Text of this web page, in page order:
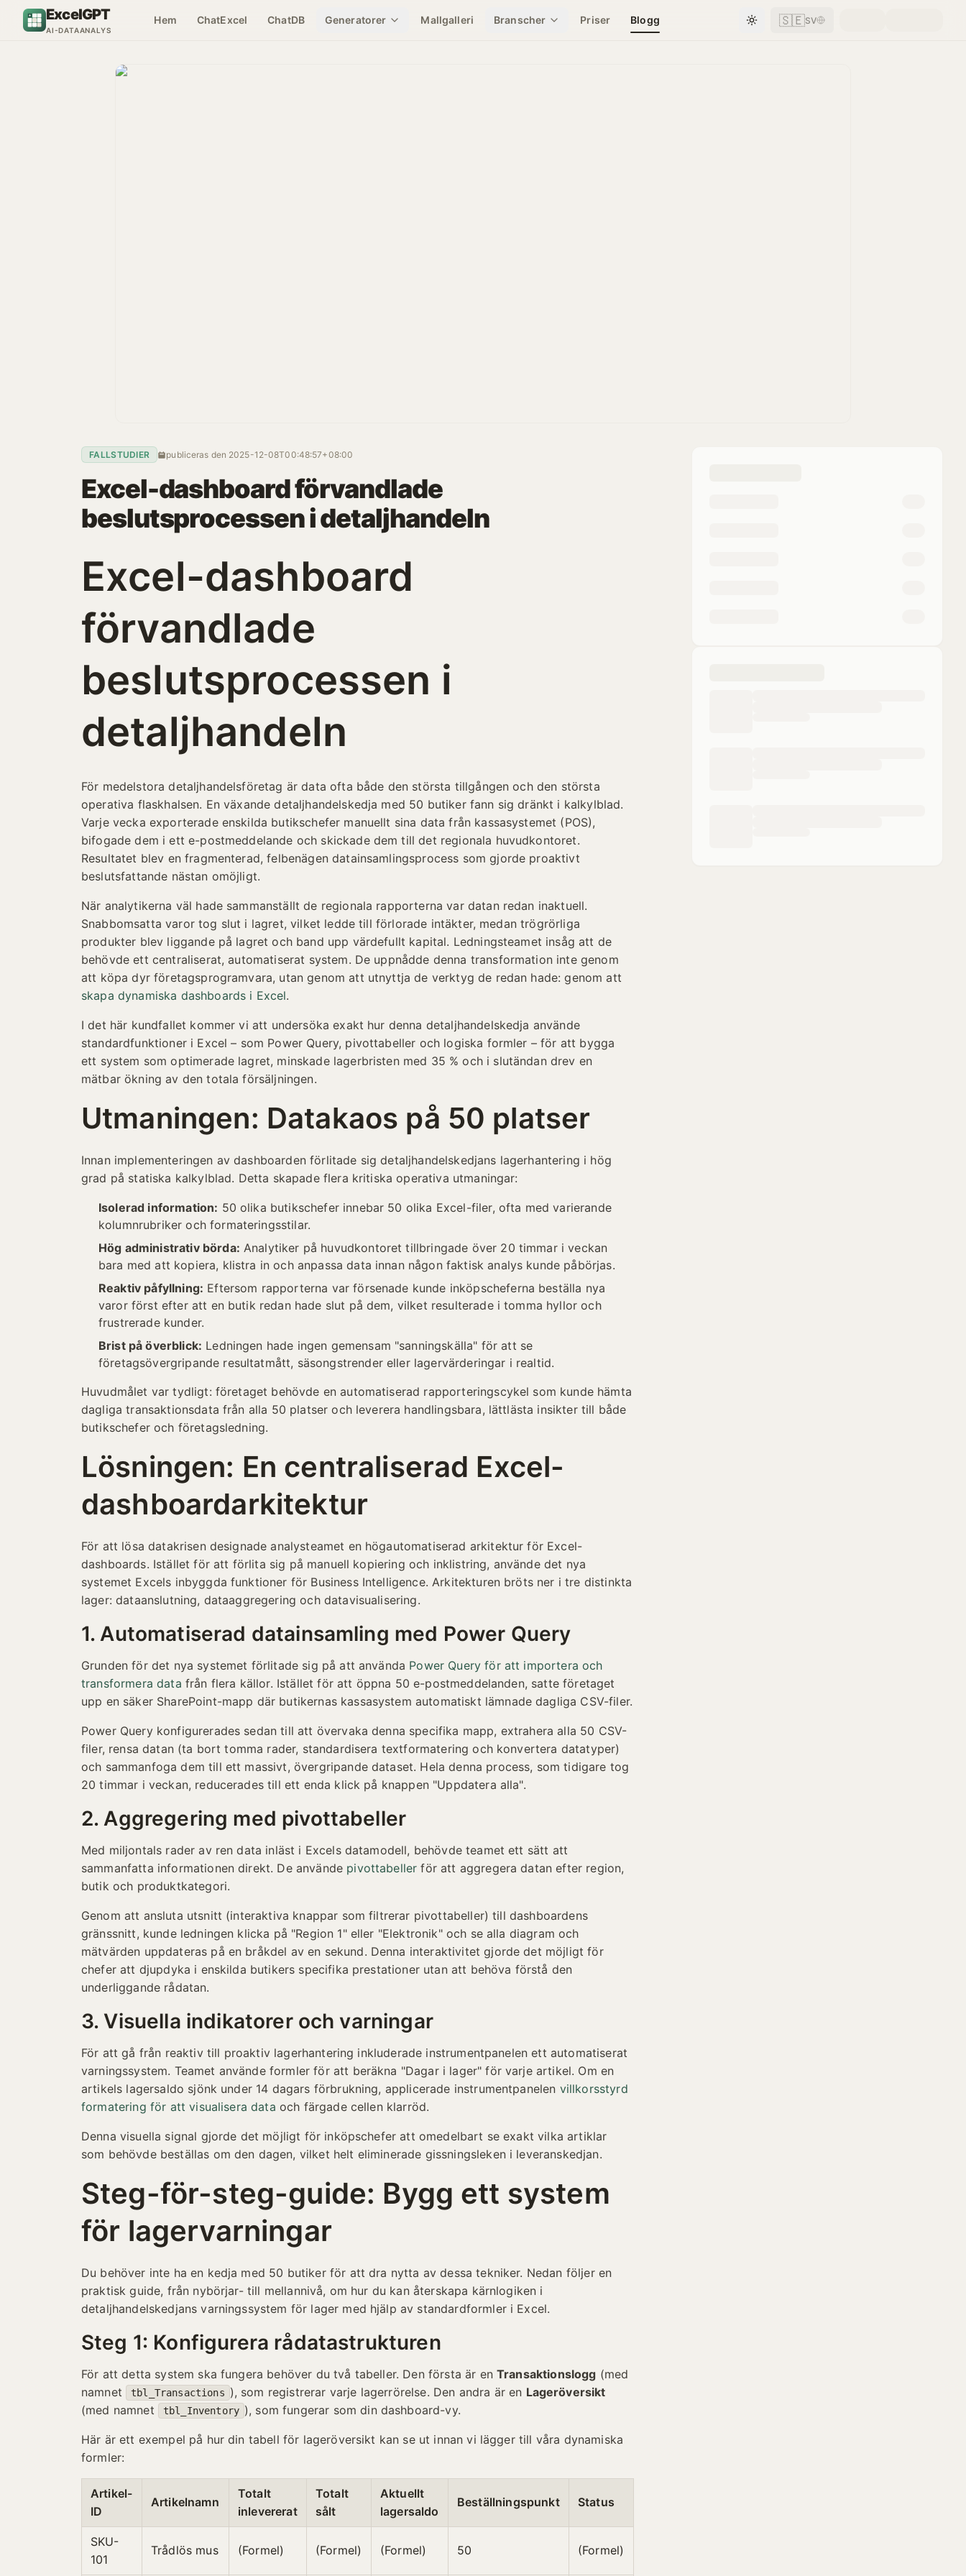
Hoppa till innehåll
ExcelGPT
AI-DATAANALYS
Hem ChatExcel ChatDB Generatorer Mallgalleri Branscher Priser Blogg 🇸🇪SV
FALLSTUDIER publiceras den 2025-12-08T00:48:57+08:00
Excel-dashboard förvandlade
beslutsprocessen i detaljhandeln
Excel-dashboard
förvandlade
beslutsprocessen i
detaljhandeln
För medelstora detaljhandelsföretag är data ofta både den största tillgången och den största
operativa flaskhalsen. En växande detaljhandelskedja med 50 butiker fann sig dränkt i kalkylblad.
Varje vecka exporterade enskilda butikschefer manuellt sina data från kassasystemet (POS),
bifogade dem i ett e-postmeddelande och skickade dem till det regionala huvudkontoret.
Resultatet blev en fragmenterad, felbenägen datainsamlingsprocess som gjorde proaktivt
beslutsfattande nästan omöjligt.
När analytikerna väl hade sammanställt de regionala rapporterna var datan redan inaktuell.
Snabbomsatta varor tog slut i lagret, vilket ledde till förlorade intäkter, medan trögrörliga
produkter blev liggande på lagret och band upp värdefullt kapital. Ledningsteamet insåg att de
behövde ett centraliserat, automatiserat system. De uppnådde denna transformation inte genom
att köpa dyr företagsprogramvara, utan genom att utnyttja de verktyg de redan hade: genom att
skapa dynamiska dashboards i Excel.
I det här kundfallet kommer vi att undersöka exakt hur denna detaljhandelskedja använde
standardfunktioner i Excel – som Power Query, pivottabeller och logiska formler – för att bygga
ett system som optimerade lagret, minskade lagerbristen med 35 % och i slutändan drev en
mätbar ökning av den totala försäljningen.
Utmaningen: Datakaos på 50 platser
Innan implementeringen av dashboarden förlitade sig detaljhandelskedjans lagerhantering i hög
grad på statiska kalkylblad. Detta skapade flera kritiska operativa utmaningar:
Isolerad information: 50 olika butikschefer innebar 50 olika Excel-filer, ofta med varierande
kolumnrubriker och formateringsstilar.
Hög administrativ börda: Analytiker på huvudkontoret tillbringade över 20 timmar i veckan
bara med att kopiera, klistra in och anpassa data innan någon faktisk analys kunde påbörjas.
Reaktiv påfyllning: Eftersom rapporterna var försenade kunde inköpscheferna beställa nya
varor först efter att en butik redan hade slut på dem, vilket resulterade i tomma hyllor och
frustrerade kunder.
Brist på överblick: Ledningen hade ingen gemensam "sanningskälla" för att se
företagsövergripande resultatmått, säsongstrender eller lagervärderingar i realtid.
Huvudmålet var tydligt: företaget behövde en automatiserad rapporteringscykel som kunde hämta
dagliga transaktionsdata från alla 50 platser och leverera handlingsbara, lättlästa insikter till både
butikschefer och företagsledning.
Lösningen: En centraliserad Excel-
dashboardarkitektur
För att lösa datakrisen designade analysteamet en högautomatiserad arkitektur för Excel-
dashboards. Istället för att förlita sig på manuell kopiering och inklistring, använde det nya
systemet Excels inbyggda funktioner för Business Intelligence. Arkitekturen bröts ner i tre distinkta
lager: dataanslutning, dataaggregering och datavisualisering.
1. Automatiserad datainsamling med Power Query
Grunden för det nya systemet förlitade sig på att använda Power Query för att importera och
transformera data från flera källor. Istället för att öppna 50 e-postmeddelanden, satte företaget
upp en säker SharePoint-mapp där butikernas kassasystem automatiskt lämnade dagliga CSV-filer.
Power Query konfigurerades sedan till att övervaka denna specifika mapp, extrahera alla 50 CSV-
filer, rensa datan (ta bort tomma rader, standardisera textformatering och konvertera datatyper)
och sammanfoga dem till ett massivt, övergripande dataset. Hela denna process, som tidigare tog
20 timmar i veckan, reducerades till ett enda klick på knappen "Uppdatera alla".
2. Aggregering med pivottabeller
Med miljontals rader av ren data inläst i Excels datamodell, behövde teamet ett sätt att
sammanfatta informationen direkt. De använde pivottabeller för att aggregera datan efter region,
butik och produktkategori.
Genom att ansluta utsnitt (interaktiva knappar som filtrerar pivottabeller) till dashboardens
gränssnitt, kunde ledningen klicka på "Region 1" eller "Elektronik" och se alla diagram och
mätvärden uppdateras på en bråkdel av en sekund. Denna interaktivitet gjorde det möjligt för
chefer att djupdyka i enskilda butikers specifika prestationer utan att behöva förstå den
underliggande rådatan.
3. Visuella indikatorer och varningar
För att gå från reaktiv till proaktiv lagerhantering inkluderade instrumentpanelen ett automatiserat
varningssystem. Teamet använde formler för att beräkna "Dagar i lager" för varje artikel. Om en
artikels lagersaldo sjönk under 14 dagars förbrukning, applicerade instrumentpanelen villkorsstyrd
formatering för att visualisera data och färgade cellen klarröd.
Denna visuella signal gjorde det möjligt för inköpschefer att omedelbart se exakt vilka artiklar
som behövde beställas om den dagen, vilket helt eliminerade gissningsleken i leveranskedjan.
Steg-för-steg-guide: Bygg ett system
för lagervarningar
Du behöver inte ha en kedja med 50 butiker för att dra nytta av dessa tekniker. Nedan följer en
praktisk guide, från nybörjar- till mellannivå, om hur du kan återskapa kärnlogiken i
detaljhandelskedjans varningssystem för lager med hjälp av standardformler i Excel.
Steg 1: Konfigurera rådatastrukturen
För att detta system ska fungera behöver du två tabeller. Den första är en Transaktionslogg (med
namnet
tbl_Transactions ), som registrerar varje lagerrörelse. Den andra är en Lageröversikt
(med namnet
tbl_Inventory ), som fungerar som din dashboard-vy.
Här är ett exempel på hur din tabell för lageröversikt kan se ut innan vi lägger till våra dynamiska
formler:
Artikel-
ID
Artikelnamn
Totalt
inlevererat
Totalt
sålt
Aktuellt
lagersaldo
Beställningspunkt Status
SKU-
101
Trådlös mus (Formel) (Formel) (Formel) 50 (Formel)